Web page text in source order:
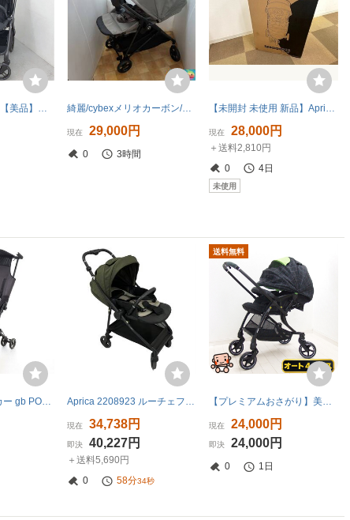
E7258YO ◆0807【美品】コンパクトベビーカー 両対面式 新生児対応 MAXI-COSI QNY1204390110 マキシコシ レオナ2 綺麗/cybexメリオカーボン/１カ月～１５kg/２０２３年購入
現在 29,000円
0 3時間
【未開封 未使用 新品】Aprica アップリカ A型 ベビーカー スムーヴ プレシャス AB ベージュ 3輪式 2184599 6BN279SOXJ 2026年8月購入品
現在 28,000円
＋送料2,810円
0
4日
未使用
○587544 ベビーカー gb POCKIT 折り畳み 軽量 コンパクト ポキット グレー ブラック Aprica 2208923 ルーチェフリーAB A型 ブラック ベビーカー 中古 楽 B11445200
現在 34,738円
即決 40,227円
＋送料5,690円
0
58分32秒
送料無料
【プレミアムおさがり】美品 フレーム新品 ベビーカー ピジョン ランフィ RB1Z Pigeon Runfee シングルタイヤ 1カ月から3歳【A.美品】
現在 24,000円
即決 24,000円
0 1日